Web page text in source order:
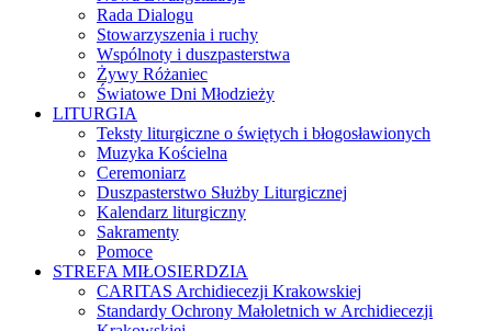
Rada Dialogu
Stowarzyszenia i ruchy
Wspólnoty i duszpasterstwa
Żywy Różaniec
Światowe Dni Młodzieży
LITURGIA
Teksty liturgiczne o świętych i błogosławionych
Muzyka Kościelna
Ceremoniarz
Duszpasterstwo Służby Liturgicznej
Kalendarz liturgiczny
Sakramenty
Pomoce
STREFA MIŁOSIERDZIA
CARITAS Archidiecezji Krakowskiej
Standardy Ochrony Małoletnich w Archidiecezji